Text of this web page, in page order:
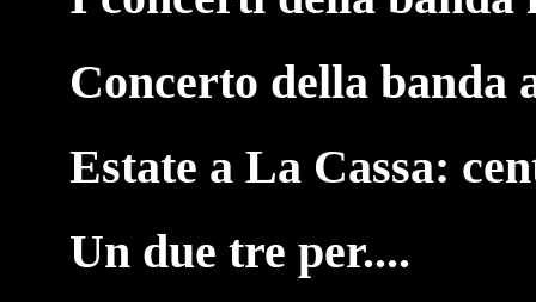
Concerto della banda
Estate a La Cassa:
Un due tre per....